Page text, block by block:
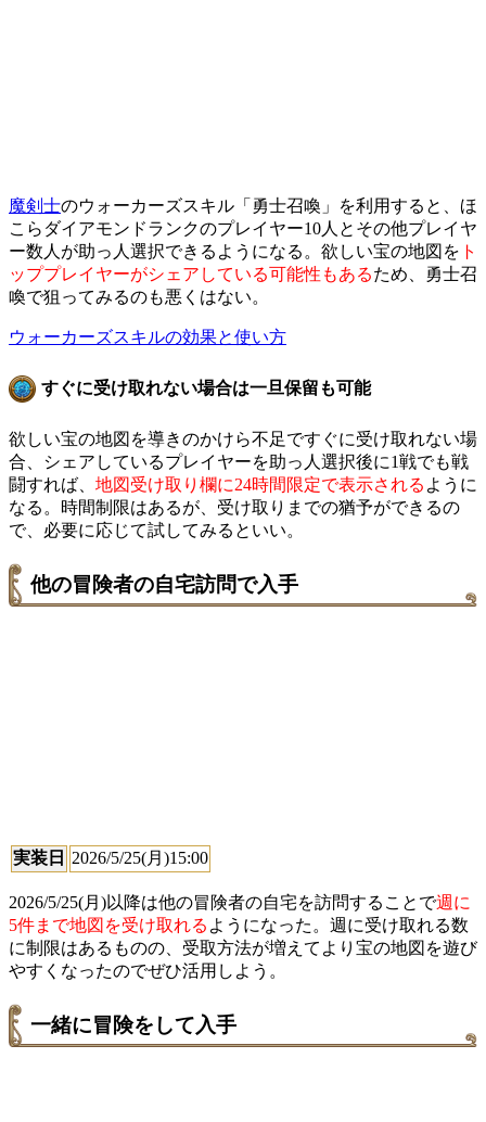
魔剣士のウォーカーズスキル「勇士召喚」を利用すると、ほ
こらダイアモンドランクのプレイヤー10人とその他プレイヤ
ー数人が助っ人選択できるようになる。欲しい宝の地図を ト
ッププレイヤーがシェアしている可能性もあるため、勇士召
喚で狙ってみるのも悪くはない。
ウォーカーズスキルの効果と使い方
すぐに受け取れない場合は一旦保留も可能
欲しい宝の地図を導きのかけら不足ですぐに受け取れない場
合、シェアしているプレイヤーを助っ人選択後に1戦でも戦
闘すれば、 地図受け取り欄に24時間限定で表示される ように
なる。時間制限はあるが、受け取りまでの猶予ができるの
で、必要に応じて試してみるといい。
他の冒険者の自宅訪問で入手
実装日 2026/5/25(月)15:00
2026/5/25(月)以降は他の冒険者の自宅を訪問することで週に
5件まで地図を受け取れる ようになった。週に受け取れる数
に制限はあるものの、受取方法が増えてより宝の地図を遊び
やすくなったのでぜひ活用しよう。
一緒に冒険をして入手